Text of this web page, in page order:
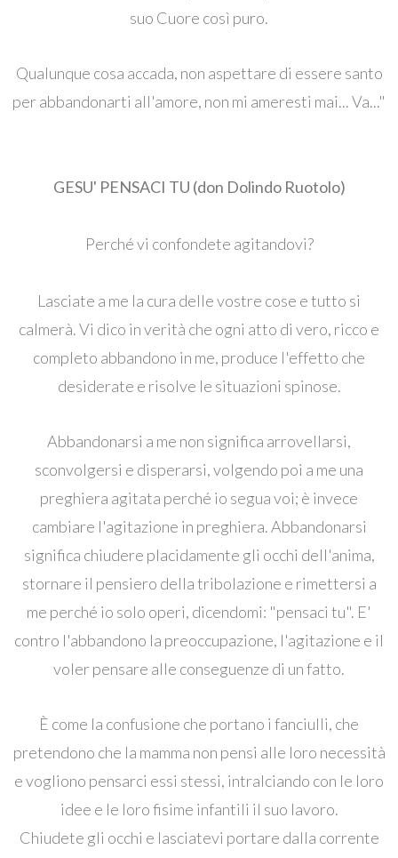
suo Cuore così puro.
Qualunque cosa accada, non aspettare di essere santo
per abbandonarti all'amore, non mi ameresti mai... Va..."
GESU' PENSACI TU (don Dolindo Ruotolo)
Perché vi confondete agitandovi?
Lasciate a me la cura delle vostre cose e tutto si
calmerà. Vi dico in verità che ogni atto di vero, ricco e
completo abbandono in me, produce l'effetto che
desiderate e risolve le situazioni spinose.
Abbandonarsi a me non significa arrovellarsi,
sconvolgersi e disperarsi, volgendo poi a me una
preghiera agitata perché io segua voi; è invece
cambiare l'agitazione in preghiera. Abbandonarsi
significa chiudere placidamente gli occhi dell'anima,
stornare il pensiero della tribolazione e rimettersi a
me perché io solo operi, dicendomi: "pensaci tu". E'
contro l'abbandono la preoccupazione, l'agitazione e il
voler pensare alle conseguenze di un fatto.
È come la confusione che portano i fanciulli, che
pretendono che la mamma non pensi alle loro necessità
e vogliono pensarci essi stessi, intralciando con le loro
idee e le loro fisime infantili il suo lavoro.
Chiudete gli occhi e lasciatevi portare dalla corrente